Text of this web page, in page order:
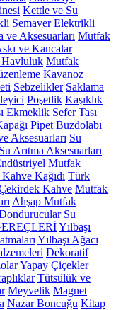
Kettle ve Su
Semaver Elektrikli
Aksesuarları Mutfak
ve Kancalar
Mutfak
Kavanoz
Sebzelikler Saklama
Poşetlik Kaşıklık
Ekmeklik Sefer Tası
Pipet Buzdolabı
Aksesuarları Su
Su Arıtma Aksesuarları
Mutfak
Kağıdı Türk
Kahve Mutfak
Ahşap Mutfak
Su
Yılbaşı
Yılbaşı Ağacı
Dekoratif
Yapay Çiçekler
Tütsülük ve
Meyvelik Magnet
Nazar Boncuğu Kitap